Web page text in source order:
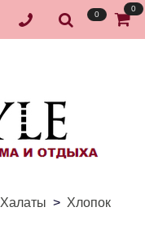
0
0
Халаты
Хлопок